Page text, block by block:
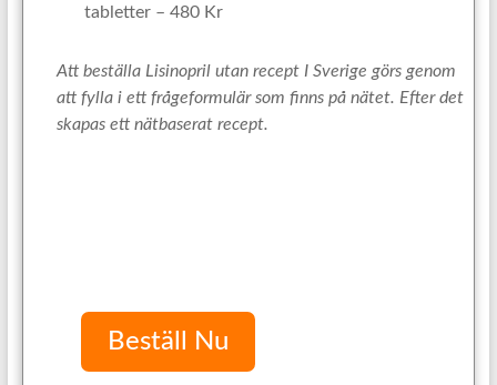
tabletter – 480 Kr
Att beställa Lisinopril utan recept I Sverige görs genom
att fylla i ett frågeformulär som finns på nätet. Efter det
skapas ett nätbaserat recept.
Beställ Nu